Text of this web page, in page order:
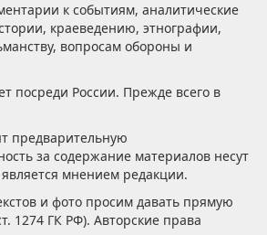
к событиям, аналитические
краеведению, этнографии,
вопросам обороны и
посреди России. Прежде всего в
предварительную
за содержание материалов несут
мнением редакции.
и фото просим давать прямую
1274 ГК РФ). Авторские права